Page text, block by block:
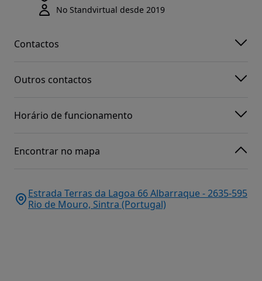
No Standvirtual desde 2019
Contactos
Outros contactos
Horário de funcionamento
Encontrar no mapa
Estrada Terras da Lagoa 66 Albarraque - 2635-595
Rio de Mouro, Sintra (Portugal)